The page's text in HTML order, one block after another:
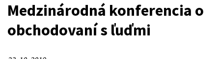
Medzinárodná konferencia o
obchodovaní s ľuďmi